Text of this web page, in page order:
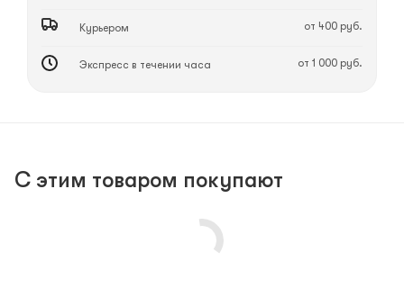
Курьером от 400 руб.
Экспресс в течении часа от 1 000 руб.
С этим товаром покупают